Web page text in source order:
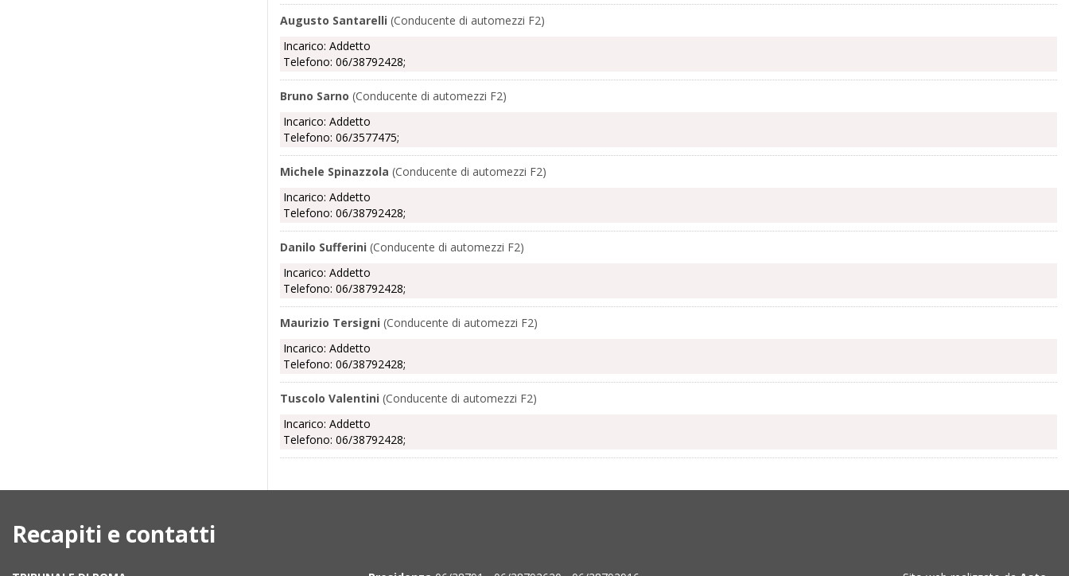
Augusto Santarelli (Conducente di automezzi F2)
Incarico: Addetto
Telefono: 06/38792428;
Bruno Sarno (Conducente di automezzi F2)
Incarico: Addetto
Telefono: 06/3577475;
Michele Spinazzola (Conducente di automezzi F2)
Incarico: Addetto
Telefono: 06/38792428;
Danilo Sufferini (Conducente di automezzi F2)
Incarico: Addetto
Telefono: 06/38792428;
Maurizio Tersigni (Conducente di automezzi F2)
Incarico: Addetto
Telefono: 06/38792428;
Tuscolo Valentini (Conducente di automezzi F2)
Incarico: Addetto
Telefono: 06/38792428;
Recapiti e contatti